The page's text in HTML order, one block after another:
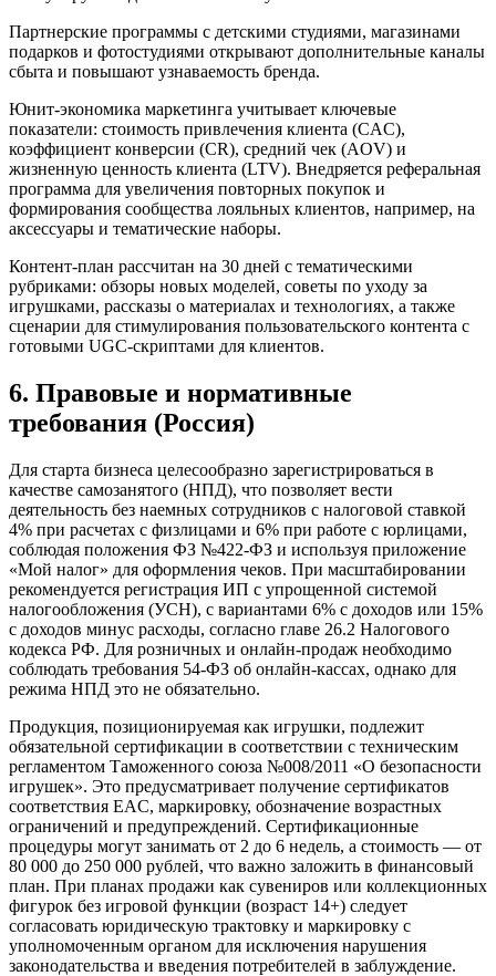
Партнерские программы с детскими студиями, магазинами
подарков и фотостудиями открывают дополнительные каналы
сбыта и повышают узнаваемость бренда.
Юнит-экономика маркетинга учитывает ключевые
показатели: стоимость привлечения клиента (CAC),
коэффициент конверсии (CR), средний чек (AOV) и
жизненную ценность клиента (LTV). Внедряется реферальная
программа для увеличения повторных покупок и
формирования сообщества лояльных клиентов, например, на
аксессуары и тематические наборы.
Контент-план рассчитан на 30 дней с тематическими
рубриками: обзоры новых моделей, советы по уходу за
игрушками, рассказы о материалах и технологиях, а также
сценарии для стимулирования пользовательского контента с
готовыми UGC-скриптами для клиентов.
6. Правовые и нормативные
требования (Россия)
Для старта бизнеса целесообразно зарегистрироваться в
качестве самозанятого (НПД), что позволяет вести
деятельность без наемных сотрудников с налоговой ставкой
4% при расчетах с физлицами и 6% при работе с юрлицами,
соблюдая положения ФЗ №422-ФЗ и используя приложение
«Мой налог» для оформления чеков. При масштабировании
рекомендуется регистрация ИП с упрощенной системой
налогообложения (УСН), с вариантами 6% с доходов или 15%
с доходов минус расходы, согласно главе 26.2 Налогового
кодекса РФ. Для розничных и онлайн-продаж необходимо
соблюдать требования 54-ФЗ об онлайн-кассах, однако для
режима НПД это не обязательно.
Продукция, позиционируемая как игрушки, подлежит
обязательной сертификации в соответствии с техническим
регламентом Таможенного союза №008/2011 «О безопасности
игрушек». Это предусматривает получение сертификатов
соответствия EAC, маркировку, обозначение возрастных
ограничений и предупреждений. Сертификационные
процедуры могут занимать от 2 до 6 недель, а стоимость — от
80 000 до 250 000 рублей, что важно заложить в финансовый
план. При планах продажи как сувениров или коллекционных
фигурок без игровой функции (возраст 14+) следует
согласовать юридическую трактовку и маркировку с
уполномоченным органом для исключения нарушения
законодательства и введения потребителей в заблуждение.